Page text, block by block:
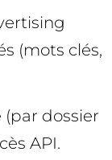
(mots clés,
(par dossier
API.